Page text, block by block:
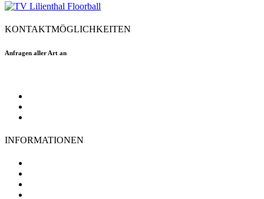
KONTAKTMÖGLICHKEITEN
Anfragen aller Art an
INFORMATIONEN